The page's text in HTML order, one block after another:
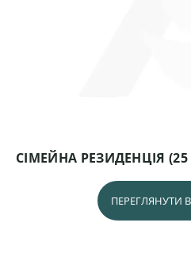
СІМЕЙНА РЕЗИДЕНЦІЯ
ПЕРЕГЛЯНУТИ